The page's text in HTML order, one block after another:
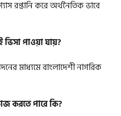
রপ্তানি করে অর্থনৈতিক ভাবে
ভিসা পাওয়া যায়?
মাধ্যমে বাংলাদেশী নাগরিক
করতে পারে কি?